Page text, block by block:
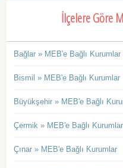
İlçelere Göre
Bağlar » MEB'e Bağlı Kurumlar
Bismil » MEB'e Bağlı Kurumlar
Büyükşehir » MEB'e Bağlı
Çermik » MEB'e Bağlı Kurumlar
Çınar » MEB'e Bağlı Kurumlar